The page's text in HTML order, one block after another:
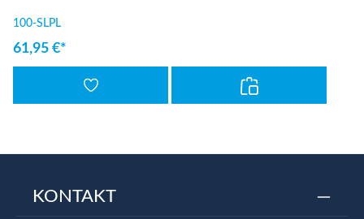
100-SLPL
61,95 €*
KONTAKT